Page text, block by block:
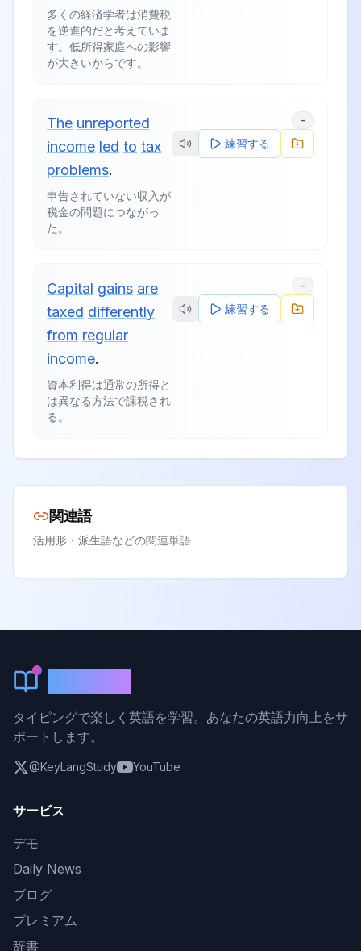
多くの経済学者は消費税
を逆進的だと考えていま
す。低所得家庭への影響
が大きいからです。
The unreported
income led to tax
problems.
申告されていない収入が
税金の問題につながっ
た。
-
練習する
Capital gains are
taxed differently
from regular
income.
資本利得は通常の所得と
は異なる方法で課税され
る。
-
練習する
関連語
活用形・派生語などの関連単語
タイピングで楽しく英語を学習。あなたの英語力向上をサ
ポートします。
@KeyLangStudy YouTube
サービス
デモ
Daily News
ブログ
プレミアム
辞書